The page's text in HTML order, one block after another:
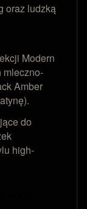
oraz ludzką
Modern
mleczno-
Amber
do
high-